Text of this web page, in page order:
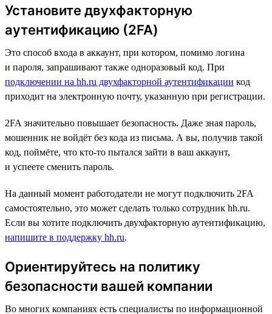
Установите двухфакторную
аутентификацию (2FA)
Это способ входа в аккаунт, при котором, помимо логина
и пароля, запрашивают также одноразовый код. При
подключении на hh.ru двухфакторной аутентификации код
приходит на электронную почту, указанную при регистрации.
2FA значительно повышает безопасность. Даже зная пароль,
мошенник не войдёт без кода из письма. А вы, получив такой
код, поймёте, что кто-то пытался зайти в ваш аккаунт,
и успеете сменить пароль.
На данный момент работодатели не могут подключить 2FA
самостоятельно, это может сделать только сотрудник hh.ru.
Если вы хотите подключить двухфакторную аутентификацию,
напишите в поддержку hh.ru.
Ориентируйтесь на политику
безопасности вашей компании
Во многих компаниях есть специалисты по информационной